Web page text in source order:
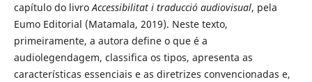
capítulo do livroAccessibilitat i traducció audiovisual, pela
Eumo Editorial (Matamala, 2019). Neste texto,
primeiramente, a autora define o que é a
audiolegendagem, classifica os tipos, apresenta as
características essenciais e as diretrizes convencionadas e,